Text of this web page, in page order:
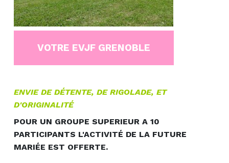
VOTRE EVJF GRENOBLE
ENVIE DE DÉTENTE, DE RIGOLADE, ET
D'ORIGINALITÉ
POUR UN GROUPE SUPERIEUR A 10
PARTICIPANTS L'ACTIVITÉ DE LA FUTURE
MARIÉE EST OFFERTE.